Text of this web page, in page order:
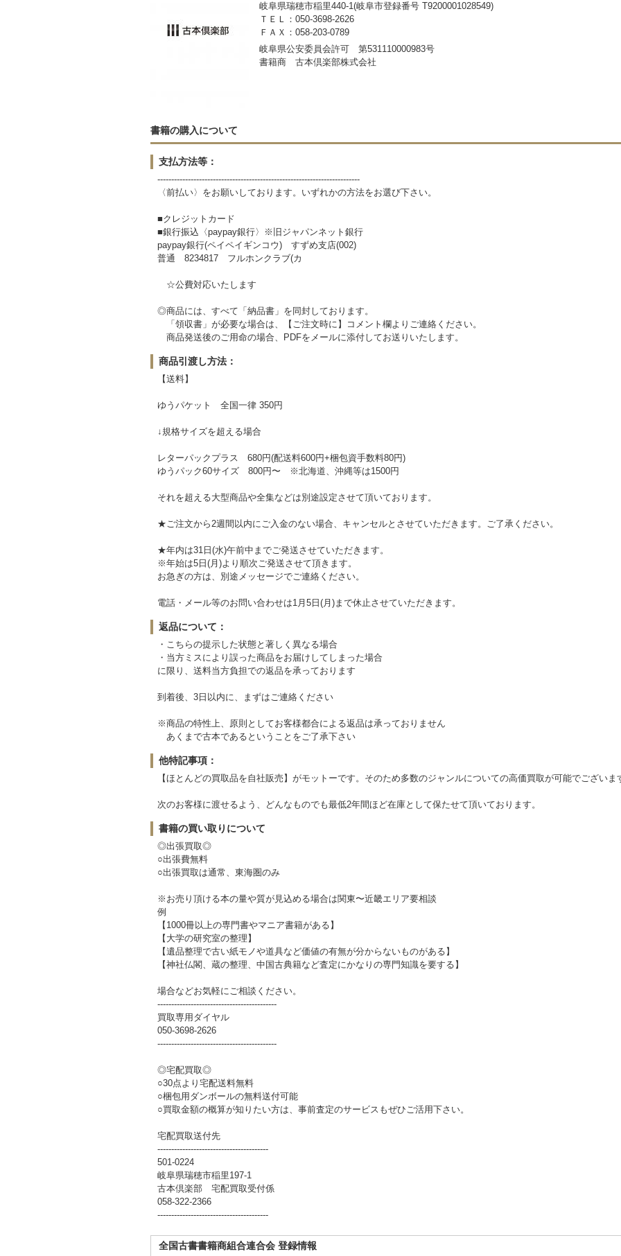
岐阜県瑞穂市稲里440-1(岐阜市登録番号 T9200001028549)
ＴＥＬ：050-3698-2626
ＦＡＸ：058-203-0789
岐阜県公安委員会許可 第531110000983号
書籍商 古本倶楽部株式会社
書籍の購入について
支払方法等：
-------------------------------------------------------------------------
〈前払い〉をお願いしております。いずれかの方法をお選び下さい。
■クレジットカード
■銀行振込〈paypay銀行〉※旧ジャパンネット銀行
paypay銀行(ペイペイギンコウ) すずめ支店(002)
普通 8234817 フルホンクラブ(カ
☆公費対応いたします
◎商品には、すべて「納品書」を同封しております。
「領収書」が必要な場合は、【ご注文時に】コメント欄よりご連絡ください。
商品発送後のご用命の場合、PDFをメールに添付してお送りいたします。
商品引渡し方法：
【送料】
ゆうパケット 全国一律 350円
↓規格サイズを超える場合
レターパックプラス 680円(配送料600円+梱包資手数料80円)
ゆうパック60サイズ 800円〜 ※北海道、沖縄等は1500円
それを超える大型商品や全集などは別途設定させて頂いております。
★ご注文から2週間以内にご入金のない場合、キャンセルとさせていただきます。ご了承ください。
★年内は31日(水)午前中までご発送させていただきます。
※年始は5日(月)より順次ご発送させて頂きます。
お急ぎの方は、別途メッセージでご連絡ください。
電話・メール等のお問い合わせは1月5日(月)まで休止させていただきます。
返品について：
・こちらの提示した状態と著しく異なる場合
・当方ミスにより誤った商品をお届けしてしまった場合
に限り、送料当方負担での返品を承っております
到着後、3日以内に、まずはご連絡ください
※商品の特性上、原則としてお客様都合による返品は承っておりません
あくまで古本であるということをご了承下さい
他特記事項：
【ほとんどの買取品を自社販売】がモットーです。そのため多数のジャンルについての高価買取が可能でございま
次のお客様に渡せるよう、どんなものでも最低2年間ほど在庫として保たせて頂いております。
書籍の買い取りについて
◎出張買取◎
○出張費無料
○出張買取は通常、東海圏のみ
※お売り頂ける本の量や質が見込める場合は関東〜近畿エリア要相談
例
【1000冊以上の専門書やマニア書籍がある】
【大学の研究室の整理】
【遺品整理で古い紙モノや道具など価値の有無が分からないものがある】
【神社仏閣、蔵の整理、中国古典籍など査定にかなりの専門知識を要する】
場合などお気軽にご相談ください。
-------------------------------------------
買取専用ダイヤル
050-3698-2626
-------------------------------------------
◎宅配買取◎
○30点より宅配送料無料
○梱包用ダンボールの無料送付可能
○買取金額の概算が知りたい方は、事前査定のサービスもぜひご活用下さい。
宅配買取送付先
----------------------------------------
501-0224
岐阜県瑞穂市稲里197-1
古本倶楽部 宅配買取受付係
058-322-2366
----------------------------------------
全国古書書籍商組合連合会 登録情報